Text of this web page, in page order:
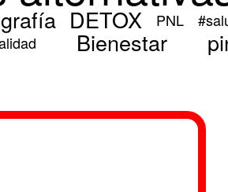
DETOX PNL
Bienestar